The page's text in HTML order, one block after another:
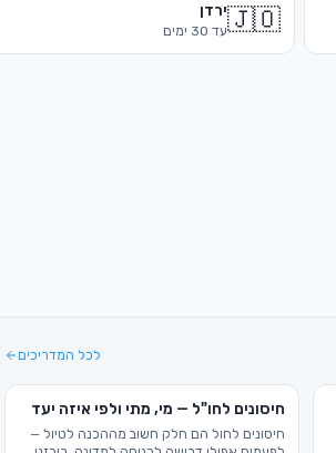
🇯🇴ירדן
עד 30 ימים
לכל המדריכים
חיסונים לחו"ל — מי, מתי ולפי איזה יעד
חיסונים לחול הם חלק חשוב מההכנה לטיול —